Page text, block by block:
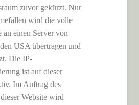
zuvor gekürzt. Nur
wird die volle
an einen Server von
USA übertragen und
Die IP-
ist auf dieser
Im Auftrag des
Website wird